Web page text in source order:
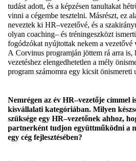
tudást adott, és a képzésen tanultakat
vinni a cégembe tesztelni. Másrészt, ez
neveztek ki HR–vezetővé, és a
olyan coaching– és tréningeszközt
fogódzókat nyújtottak nekem a vezetővé
A Corvinus programján jöttem rá arra is,
vezetéshez elengedhetetlen a mély
program számomra egy kicsit önismereti
Nemrégen az év HR–vezetője címmel
kisvállalati kategóriában. Milyen
szüksége egy HR–vezetőnek ahhoz,
partnerként tudjon együttműködni a
egy cég fejlesztésében?